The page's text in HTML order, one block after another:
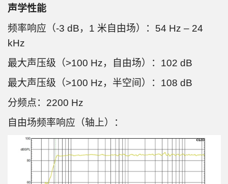
声学性能
频率响应（-3 dB，1 米自由场）：54 Hz – 24
kHz
最大声压级（>100 Hz，自由场）：102 dB
最大声压级（>100 Hz，半空间）：108 dB
分频点：2200 Hz
自由场频率响应（轴上）：